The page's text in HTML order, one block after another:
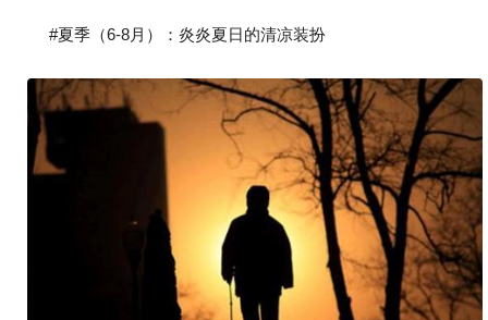
#夏季（6-8月）：炎炎夏日的清凉装扮